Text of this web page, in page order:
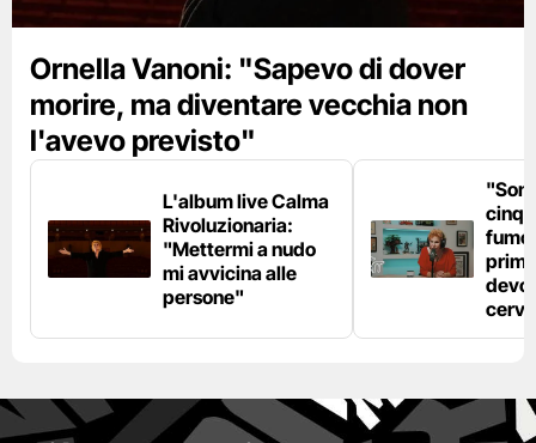
Ornella Vanoni: "Sapevo di dover
morire, ma diventare vecchia non
l'avevo previsto"
L'album live Calma
Rivoluzionaria:
"Mettermi a nudo
mi avvicina alle
persone"
fumo
devo